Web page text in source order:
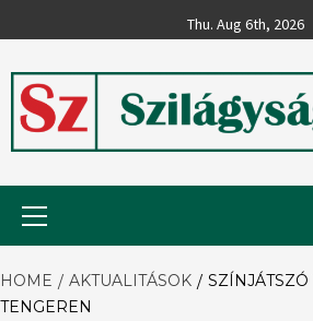
to
Thu. Aug 6th, 2026
Szó
HOME AKTUALITÁSOK
TENGEREN